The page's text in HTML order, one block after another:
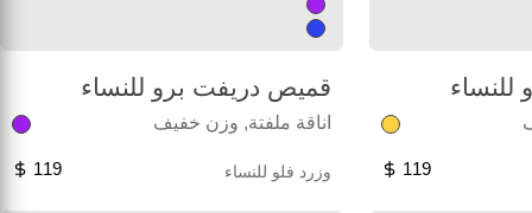
119
قميص دريفت برو للنساء
اناقة ملفتة, وزن خفيف
وزرد فلو للنساء 119